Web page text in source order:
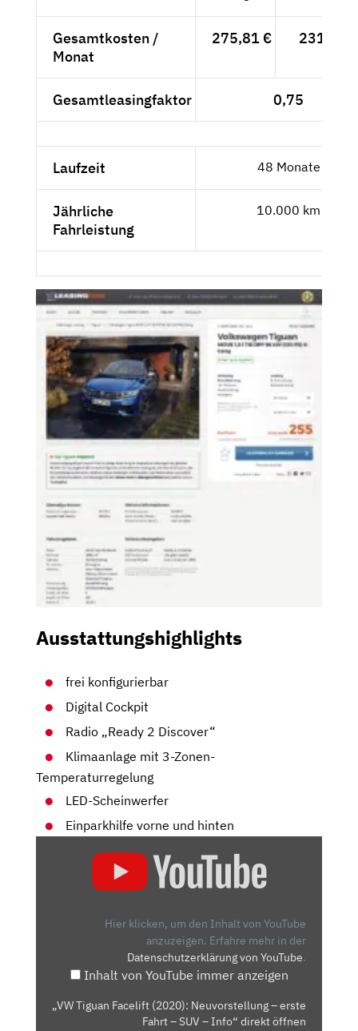
Gesamtkosten /
Monat
275,81 € 231,78 €
Gesamtleasingfaktor 0,75
Laufzeit 48 Monate
Jährliche
Fahrleistung
10.000 km
Ausstattungshighlights
frei konfigurierbar
Digital Cockpit
Radio „Ready 2 Discover“
Klimaanlage mit 3-Zonen-
Temperaturregelung
LED-Scheinwerfer
Einparkhilfe vorne und hinten
NEUVORSTELLUNG
FAHRT
Hier klicken, um den Inhalt von YouTube
anzuzeigen. Erfahre mehr in der
Datenschutzerklärung von YouTube.
Inhalt von YouTube immer anzeigen
„VW Tiguan Facelift (2020): Neuvorstellung – erste
Fahrt – SUV – Info“ direkt öffnen